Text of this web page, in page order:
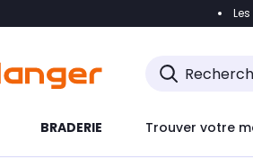
Accéder
BRADERIE Trouver votre